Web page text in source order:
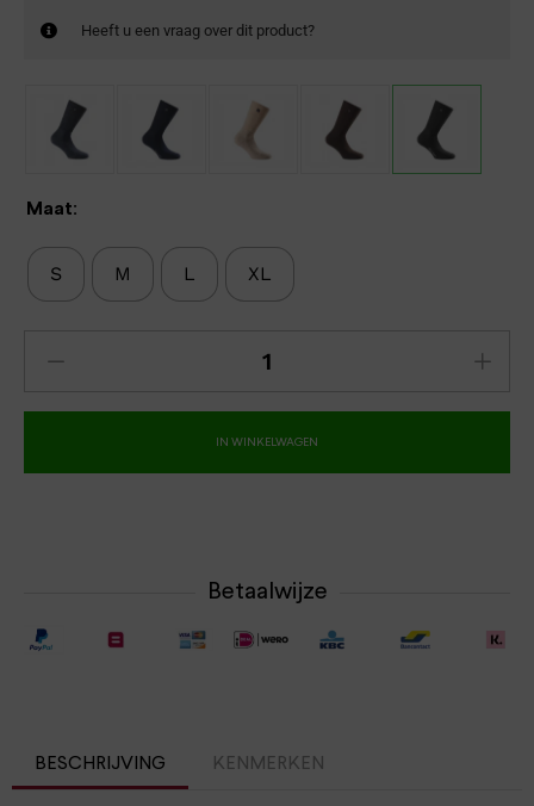
Heeft u een vraag over dit product?
Maat:
S M L XL
IN WINKELWAGEN
Betaalwijze
BESCHRIJVING KENMERKEN